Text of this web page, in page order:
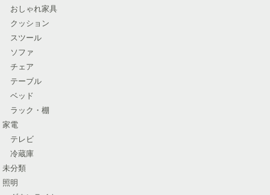
おしゃれ家具
クッション
スツール
ソファ
チェア
テーブル
ベッド
ラック・棚
家電
テレビ
冷蔵庫
未分類
照明